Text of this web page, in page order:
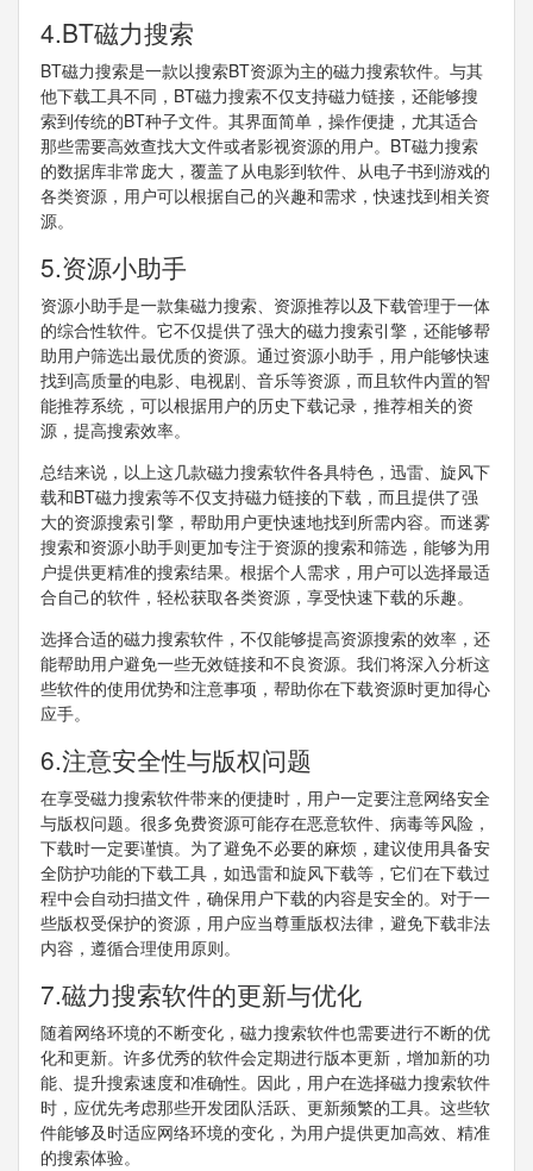
4.BT磁力搜索
BT磁力搜索是一款以搜索BT资源为主的磁力搜索软件。与其
他下载工具不同，BT磁力搜索不仅支持磁力链接，还能够搜
索到传统的BT种子文件。其界面简单，操作便捷，尤其适合
那些需要高效查找大文件或者影视资源的用户。BT磁力搜索
的数据库非常庞大，覆盖了从电影到软件、从电子书到游戏的
各类资源，用户可以根据自己的兴趣和需求，快速找到相关资
源。
5.资源小助手
资源小助手是一款集磁力搜索、资源推荐以及下载管理于一体
的综合性软件。它不仅提供了强大的磁力搜索引擎，还能够帮
助用户筛选出最优质的资源。通过资源小助手，用户能够快速
找到高质量的电影、电视剧、音乐等资源，而且软件内置的智
能推荐系统，可以根据用户的历史下载记录，推荐相关的资
源，提高搜索效率。
总结来说，以上这几款磁力搜索软件各具特色，迅雷、旋风下
载和BT磁力搜索等不仅支持磁力链接的下载，而且提供了强
大的资源搜索引擎，帮助用户更快速地找到所需内容。而迷雾
搜索和资源小助手则更加专注于资源的搜索和筛选，能够为用
户提供更精准的搜索结果。根据个人需求，用户可以选择最适
合自己的软件，轻松获取各类资源，享受快速下载的乐趣。
选择合适的磁力搜索软件，不仅能够提高资源搜索的效率，还
能帮助用户避免一些无效链接和不良资源。我们将深入分析这
些软件的使用优势和注意事项，帮助你在下载资源时更加得心
应手。
6.注意安全性与版权问题
在享受磁力搜索软件带来的便捷时，用户一定要注意网络安全
与版权问题。很多免费资源可能存在恶意软件、病毒等风险，
下载时一定要谨慎。为了避免不必要的麻烦，建议使用具备安
全防护功能的下载工具，如迅雷和旋风下载等，它们在下载过
程中会自动扫描文件，确保用户下载的内容是安全的。对于一
些版权受保护的资源，用户应当尊重版权法律，避免下载非法
内容，遵循合理使用原则。
7.磁力搜索软件的更新与优化
随着网络环境的不断变化，磁力搜索软件也需要进行不断的优
化和更新。许多优秀的软件会定期进行版本更新，增加新的功
能、提升搜索速度和准确性。因此，用户在选择磁力搜索软件
时，应优先考虑那些开发团队活跃、更新频繁的工具。这些软
件能够及时适应网络环境的变化，为用户提供更加高效、精准
的搜索体验。